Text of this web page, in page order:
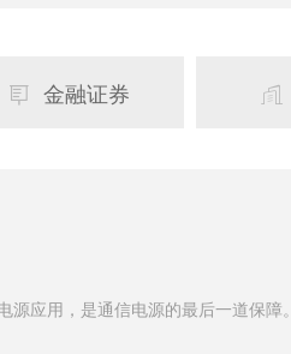
 金融证券 
源应用，是通信电源的最后一道保障。